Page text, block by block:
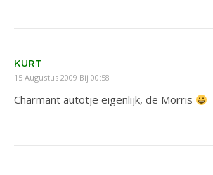
KURT
15 Augustus 2009 Bij 00:58
Charmant autotje eigenlijk, de Morris